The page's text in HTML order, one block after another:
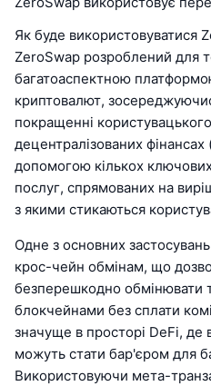
Як буде використовуватися
ZeroSwap розроблений для
багатоаспектною
криптовалют,
покращенні
децентралізованих
допомогою кількох
послуг, спрямованих на
з якими стикаються
Одне з основних
крос-чейн обмінам, що
безперешкодно обмінювати
блокчейнами без сплати
значуще в просторі DeFi, де
можуть стати бар'єром для
Використовуючи мета-